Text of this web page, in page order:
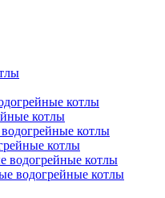
котлы
котлы
котлы
котлы
водогрейные котлы
водогрейные котлы